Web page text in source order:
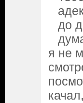
до
я не